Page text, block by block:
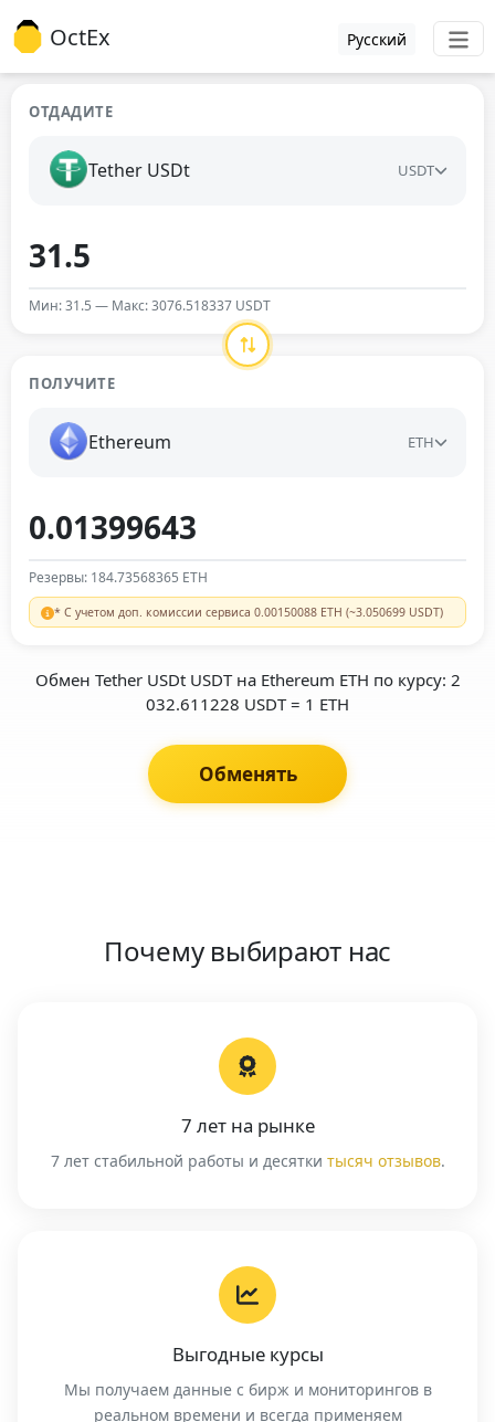
OctEx Русский
ОТДАДИТЕ
Tether USDt USDT
Мин: 31.5 — Макс: 3076.518337 USDT
ПОЛУЧИТЕ
Ethereum ETH
Резервы: 184.73568365 ETH
* С учетом доп. комиссии сервиса 0.00150088 ETH (~3.050699 USDT)
Обмен Tether USDt USDT на Ethereum ETH по курсу: 2
032.611228 USDT = 1 ETH
Обменять
Почему выбирают нас
7 лет на рынке
7 лет стабильной работы и десятки тысяч отзывов.
Выгодные курсы
Мы получаем данные с бирж и мониторингов в
реальном времени и всегда применяем